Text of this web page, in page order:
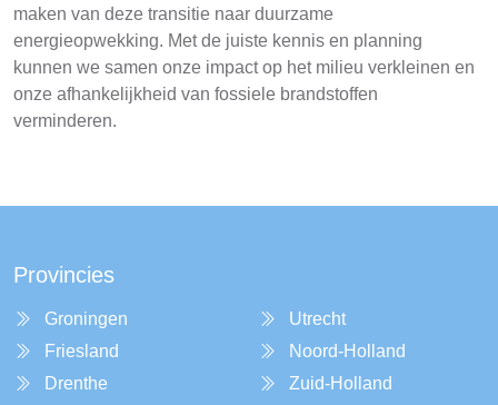
maken van deze transitie naar duurzame
energieopwekking. Met de juiste kennis en planning
kunnen we samen onze impact op het milieu verkleinen en
onze afhankelijkheid van fossiele brandstoffen
verminderen.
Provincies
Groningen
Friesland
Drenthe
Utrecht
Noord-Holland
Zuid-Holland